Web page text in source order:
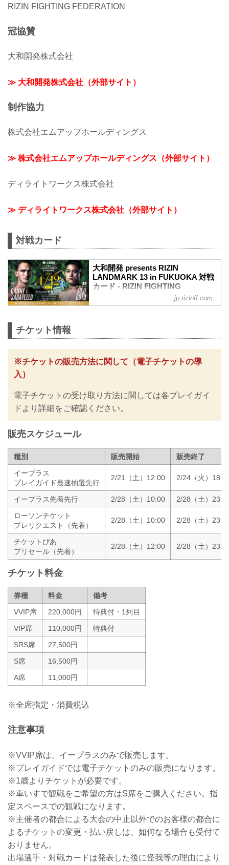
RIZIN FIGHTING FEDERATION
冠協賛
大和開発株式会社
≫ 大和開発株式会社（外部サイト）
制作協力
株式会社エムアップホールディングス
≫ 株式会社エムアップホールディングス（外部サイト）
ディライトワークス株式会社
≫ ディライトワークス株式会社（外部サイト）
対戦カード
大和開発 presents RIZIN
LANDMARK 13 in FUKUOKA 対戦
カード - RIZIN FIGHTING
FEDERATION オフィシャルサイト
RIZIN MMAルール：5分3R（61.0kg）
ダニー・サバテロ vs. 後藤丈治
堀江圭功 vs. パトリッキー・ピットブル
RIZIN MMAルール：5分3R（71.0kg）
RIZIN MMAルール：5分3R（57.0kg）
神龍誠 vs. エンカジムーロ・ズールー
jp.rizinff.com
チケット情報
※チケットの販売方法に関して（電子チケットの導
入）
電子チケットの受け取り方法に関しては各プレイガイ
ドより詳細をご確認ください。
販売スケジュール
種別 販売開始
販売終了
イープラス
プレイガイド最速抽選先行
2/21（土）12:00 2/24（火）
イープラス先着先行 2/28（土）10:00
2/28（土）
ローソンチケット
プレリクエスト（先着）
2/28（土）10:00 2/28（土）
チケットぴあ
プリセール（先着）
2/28（土）12:00 2/28（土）
チケット料金
券種 料金
備考
VVIP席
220,000円
特典付・1列目
VIP席
110,000円
特典付
SRS席
27,500円
S席
16,500円
A席
11,000円
※全席指定・消費税込
注意事項
※VVIP席は、イープラスのみで販売します。
※プレイガイドでは電子チケットのみの販売になります。
※1歳よりチケットが必要です。
※車いすで観戦をご希望の方はS席をご購入ください。指
定スペースでの観戦になります。
※主催者の都合による大会の中止以外でのお客様の都合に
よるチケットの変更・払い戻しは、如何なる場合も受付て
おりません。
出場選手・対戦カードは発表した後に怪我等の理由により